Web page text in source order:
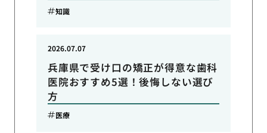
知識
兵庫県で受け口の矯正が得意な歯科
医院おすすめ5選！後悔しない選び
方
2026.07.07
医療